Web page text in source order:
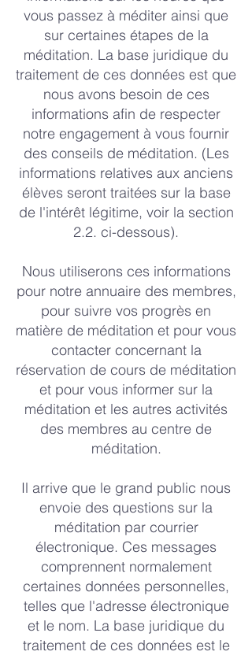
vous passez à méditer ainsi que
sur certaines étapes de la
méditation. La base juridique du
traitement de ces données est que
nous avons besoin de ces
informations afin de respecter
notre engagement à vous fournir
des conseils de méditation. (Les
informations relatives aux anciens
élèves seront traitées sur la base
de l'intérêt légitime, voir la section
2.2. ci-dessous).
Nous utiliserons ces informations
pour notre annuaire des membres,
pour suivre vos progrès en
matière de méditation et pour vous
contacter concernant la
réservation de cours de méditation
et pour vous informer sur la
méditation et les autres activités
des membres au centre de
méditation.
Il arrive que le grand public nous
envoie des questions sur la
méditation par courrier
électronique. Ces messages
comprennent normalement
certaines données personnelles,
telles que l'adresse électronique
et le nom. La base juridique du
traitement de ces données est le